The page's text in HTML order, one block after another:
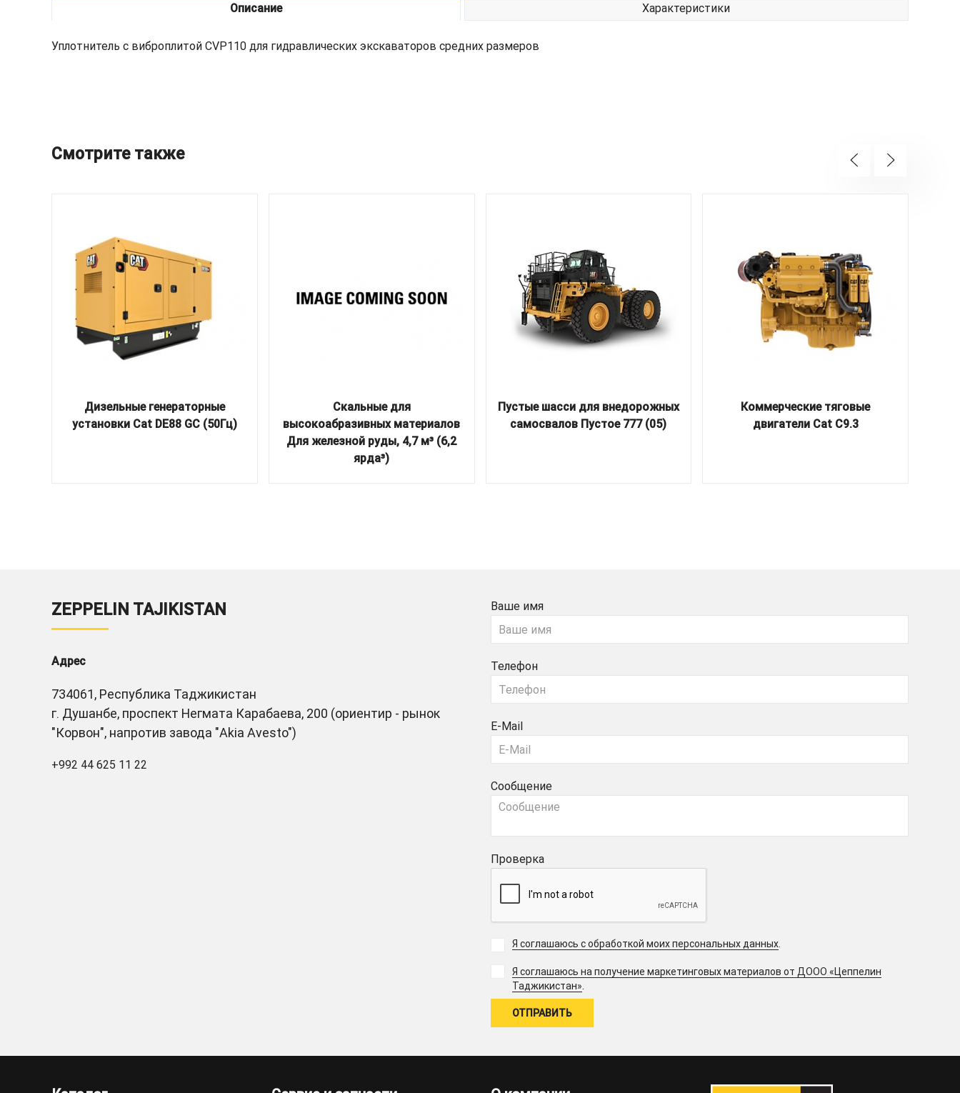
Описание Характеристики
Уплотнитель с виброплитой CVP110 для гидравлических экскаваторов средних размеров
Смотрите также
Дизельные генераторные
установки Cat DE88 GC (50Гц)
Скальные для
высокоабразивных материалов
Для железной руды, 4,7 м³ (6,2
ярда³)
Пустые шасси для внедорожных
самосвалов Пустое 777 (05)
Коммерческие тяговые
двигатели Cat C9.3
ZEPPELIN TAJIKISTAN
Адрес
734061, Республика Таджикистан
г. Душанбе, проспект Негмата Карабаева, 200 (ориентир - рынок
"Корвон", напротив завода "Akia Avesto")
+992 44 625 11 22
Ваше имя
Телефон
E-Mail
Сообщение
Проверка
Я соглашаюсь с обработкой моих персональных данных
Я соглашаюсь на получение маркетинговых материалов от ДООО «Цеппелин
Таджикистан».